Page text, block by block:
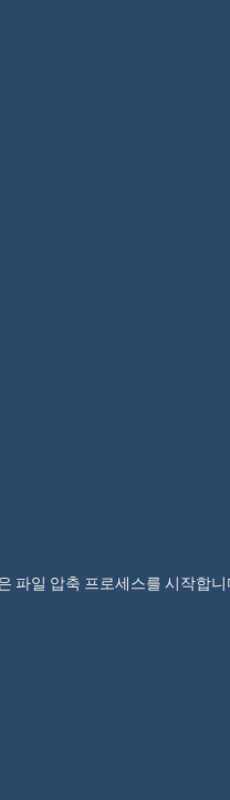
파일 압축 프로세스를 시작합니